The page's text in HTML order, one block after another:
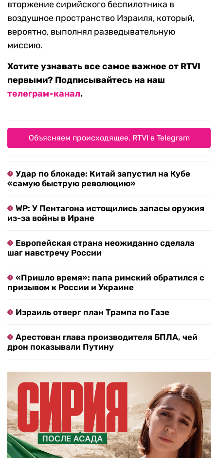
вторжение сирийского беспилотника в
воздушное пространство Израиля, который,
вероятно, выполнял разведывательную
миссию.
Хотите узнавать все самое важное от RTVI
первыми? Подписывайтесь на наш
телеграм-канал.
Объясняем происходящее. RTVI в Telegram
Удар по блокаде: Китай запустил на Кубе
«самую быструю революцию»
WP: У Пентагона истощились запасы оружия
из-за войны в Иране
Европейская страна неожиданно сделала
шаг навстречу России
«Пришло время»: папа римский обратился с
призывом к России и Украине
Израиль отверг план Трампа по Газе
Арестован глава производителя БПЛА, чей
дрон показывали Путину